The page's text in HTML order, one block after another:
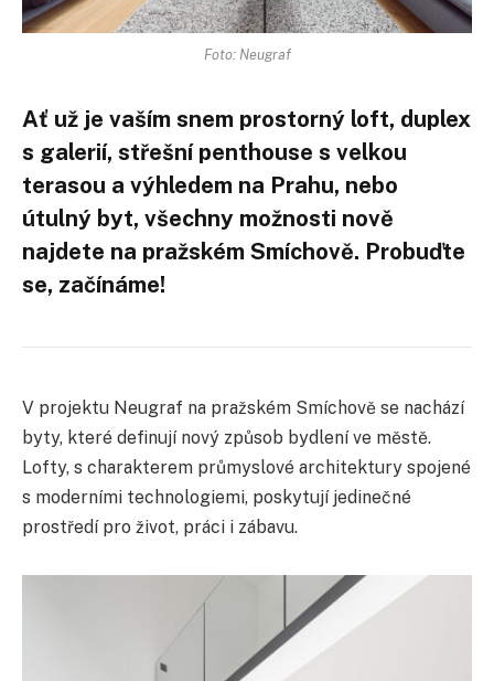
Foto: Neugraf
Ať už je vaším snem prostorný loft, duplex
s galerií, střešní penthouse s velkou
terasou a výhledem na Prahu, nebo
útulný byt, všechny možnosti nově
najdete na pražském Smíchově. Probuďte
se, začínáme!
V projektu Neugraf na pražském Smíchově se nachází
byty, které definují nový způsob bydlení ve městě.
Lofty, s charakterem průmyslové architektury spojené
s moderními technologiemi, poskytují jedinečné
prostředí pro život, práci i zábavu.